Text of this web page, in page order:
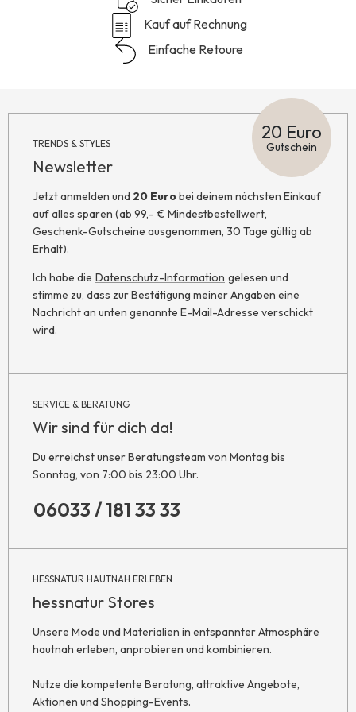
Kauf auf Rechnung
Einfache Retoure
TRENDS & STYLES
Newsletter
20 Euro
Gutschein
Jetzt anmelden und 20 Eurobei deinem nächsten Einkauf
auf alles sparen (ab 99,- € Mindestbestellwert,
Geschenk-Gutscheine ausgenommen, 30 Tage gültig ab
Erhalt).
Ich habe die Datenschutz-Information gelesen und
stimme zu, dass zur Bestätigung meiner Angaben eine
Nachricht an unten genannte E-Mail-Adresse verschickt
wird.
SERVICE & BERATUNG
Wir sind für dich da!
Du erreichst unser Beratungsteam von Montag bis
Sonntag, von 7:00 bis 23:00 Uhr.
06033 / 181 33 33
HESSNATUR HAUTNAH ERLEBEN
hessnatur Stores
Unsere Mode und Materialien in entspannter Atmosphäre
hautnah erleben, anprobieren und kombinieren.
Nutze die kompetente Beratung, attraktive Angebote,
Aktionen und Shopping-Events.